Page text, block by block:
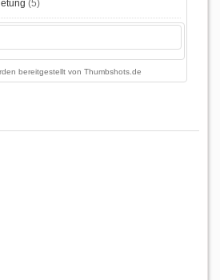
(5)
bereitgestellt von Thumbshots.de